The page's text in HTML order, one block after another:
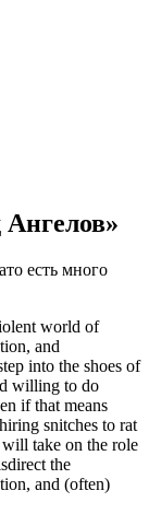
есть много
world of
and
into the shoes of
willing to do
if that means
snitches to rat
take on the role
the
and (often)